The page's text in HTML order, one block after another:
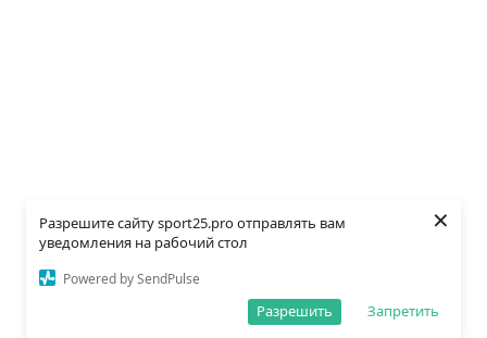
Разрешите сайту sport25.pro отправлять вам
уведомления на рабочий стол
Powered by SendPulse
Запретить
Разрешить
×